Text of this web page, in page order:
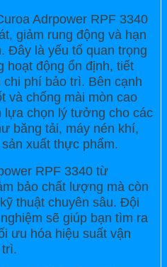
Adrpower RPF 3340
giảm rung động và hạn
Đây là yếu tố quan trọng
hoạt động ổn định, tiết
phí bảo trì. Bên cạnh
và chống mài mòn cao
lựa chọn lý tưởng cho các
băng tải, máy nén khí,
xuất thực phẩm.
RPF 3340 từ
bảo chất lượng mà còn
thuật chuyên sâu. Đội
sẽ giúp bạn tìm ra
ưu hóa hiệu suất vận